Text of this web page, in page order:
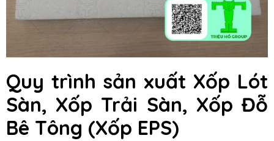
Quy trình sản xuất Xốp Lót
Sàn, Xốp Trải Sàn, Xốp Đỗ
Bê Tông (Xốp EPS)